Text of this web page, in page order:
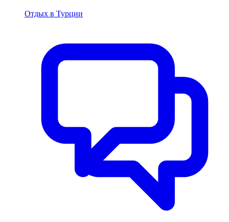
Отдых в Турции